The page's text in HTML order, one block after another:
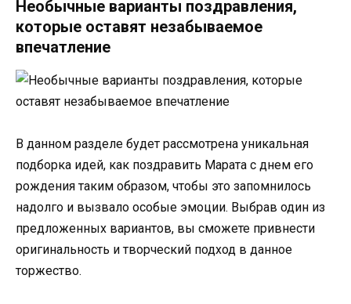
Необычные варианты поздравления,
которые оставят незабываемое
впечатление
В данном разделе будет рассмотрена уникальная
подборка идей, как поздравить Марата с днем его
рождения таким образом, чтобы это запомнилось
надолго и вызвало особые эмоции. Выбрав один из
предложенных вариантов, вы сможете привнести
оригинальность и творческий подход в данное
торжество.